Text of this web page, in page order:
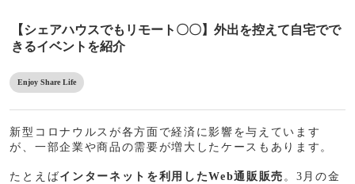
【シェアハウスでもリモート〇〇】外出を控えて自宅でで
きるイベントを紹介
Enjoy Share Life
新型コロナウルスが各方面で経済に影響を与えています
が、一部企業や商品の需要が増大したケースもあります。
たとえばインターネットを利用したWeb通販販売 。3月の金